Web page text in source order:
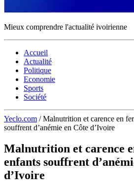
Mieux comprendre l'actualité ivoirienne
Accueil
Actualité
Politique
Economie
Sports
Société
Yeclo.com / Malnutrition et carence en
souffrent d’anémie en Côte d’Ivoire
Malnutrition et carence
enfants souffrent
d’Ivoire